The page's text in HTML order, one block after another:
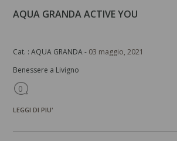
AQUA GRANDA ACTIVE YOU
Cat. : AQUA GRANDA - 03 maggio, 2021
Benessere a Livigno
0
LEGGI DI PIU'